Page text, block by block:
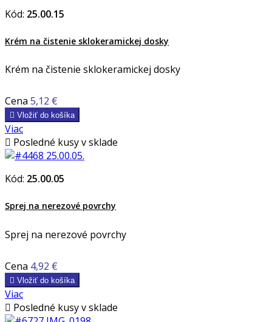
Kód: 25.00.15
Krém na čistenie sklokeramickej dosky
Krém na čistenie sklokeramickej dosky
Cena 5,12 €
 Vložiť do košíka
Viac
 Posledné kusy v sklade
Kód: 25.00.05
Sprej na nerezové povrchy
Sprej na nerezové povrchy
Cena 4,92 €
 Vložiť do košíka
Viac
 Posledné kusy v sklade